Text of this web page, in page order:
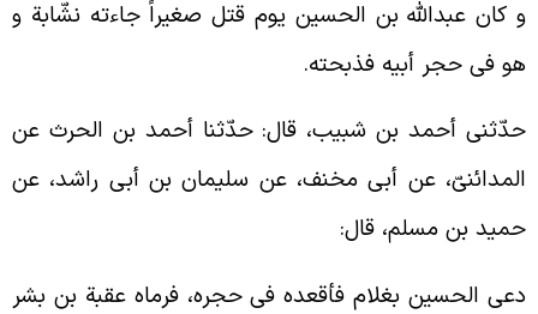
کان عبدالله بن الحسین یوم قتل صغیراً جاءته نشّابة و
فی حجر أبیه فذبحته.
أحمد بن شبیب، قال: حدّثنا أحمد بن الحرث عن
عن أبی مخنف، عن سلیمان بن أبی راشد، عن
بن مسلم، قال:
الحسین بغلام فأقعده فی حجره، فرماه عقبة بن بشر